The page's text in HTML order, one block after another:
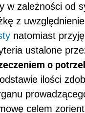
w zależności od
z
natomiast
ustalone
o
ilości
celem